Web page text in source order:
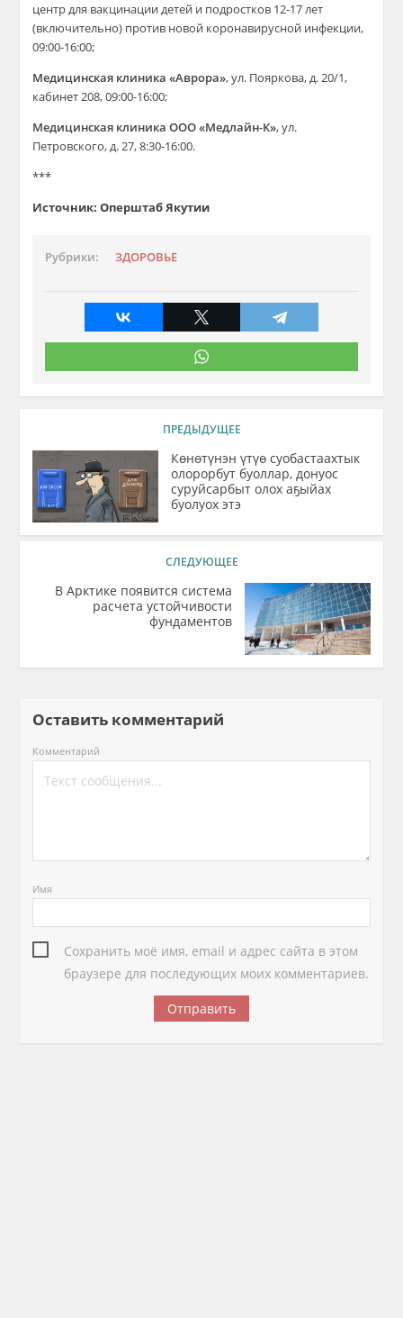
центр для вакцинации детей и подростков 12-17 лет
(включительно) против новой коронавирусной инфекции,
09:00-16:00;
Медицинская клиника «Аврора», ул. Пояркова, д. 20/1,
кабинет 208, 09:00-16:00;
Медицинская клиника ООО «Медлайн-К», ул.
Петровского, д. 27, 8:30-16:00.
***
Источник: Оперштаб Якутии
Рубрики: ЗДОРОВЬЕ
ПРЕДЫДУЩЕЕ
Көнөтүнэн үтүө суобастаахтык
олорорбут буоллар, донуос
суруйсарбыт олох аҕыйах
буолуох этэ
СЛЕДУЮЩЕЕ
В Арктике появится система
расчета устойчивости
фундаментов
Оставить комментарий
Комментарий
Имя
Сохранить моё имя, email и адрес сайта в этом
браузере для последующих моих комментариев.